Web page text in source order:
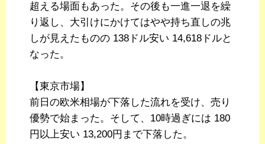
超える場面もあった。その後も一進一退を繰
り返し、大引けにかけてはやや持ち直しの兆
しが見えたものの 138ドル安い 14,618ドルと
なった。
【東京市場】
前日の欧米相場が下落した流れを受け、売り
優勢で始まった。そして、10時過ぎには 180
円以上安い 13,200円まで下落した。